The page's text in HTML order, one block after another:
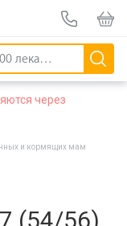
через
и кормящих мам
(54/56)